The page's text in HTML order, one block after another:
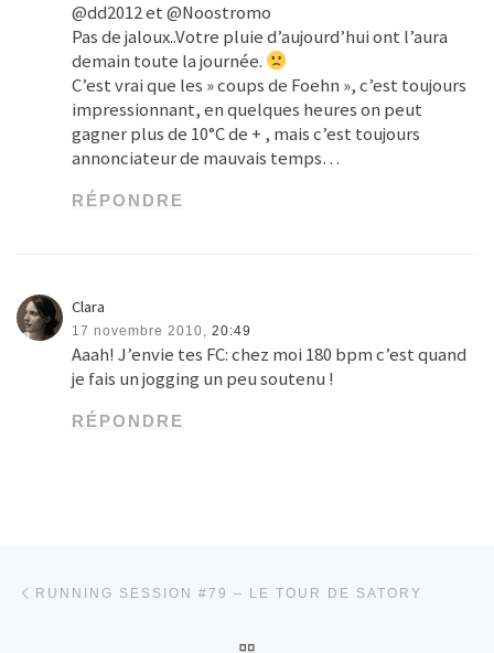
@dd2012 et @Noostromo
Pas de jaloux..Votre pluie d’aujourd’hui ont l’aura
demain toute la journée.
C’est vrai que les » coups de Foehn », c’est toujours
impressionnant, en quelques heures on peut
gagner plus de 10°C de + , mais c’est toujours
annonciateur de mauvais temps…
RÉPONDRE
Clara
17 novembre 2010, 20:49
Aaah! J’envie tes FC: chez moi 180 bpm c’est quand
je fais un jogging un peu soutenu !
RÉPONDRE
RUNNING SESSION #79 – LE TOUR DE SATORY